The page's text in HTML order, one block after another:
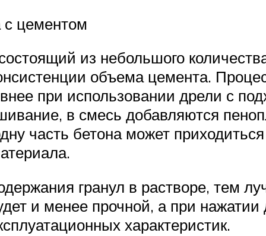
с цементом
из небольшого
объема цемента.
при использовании дрели с
в смесь добавляются
часть бетона может
гранул в растворе, тем
и менее прочной, а при
характеристик.